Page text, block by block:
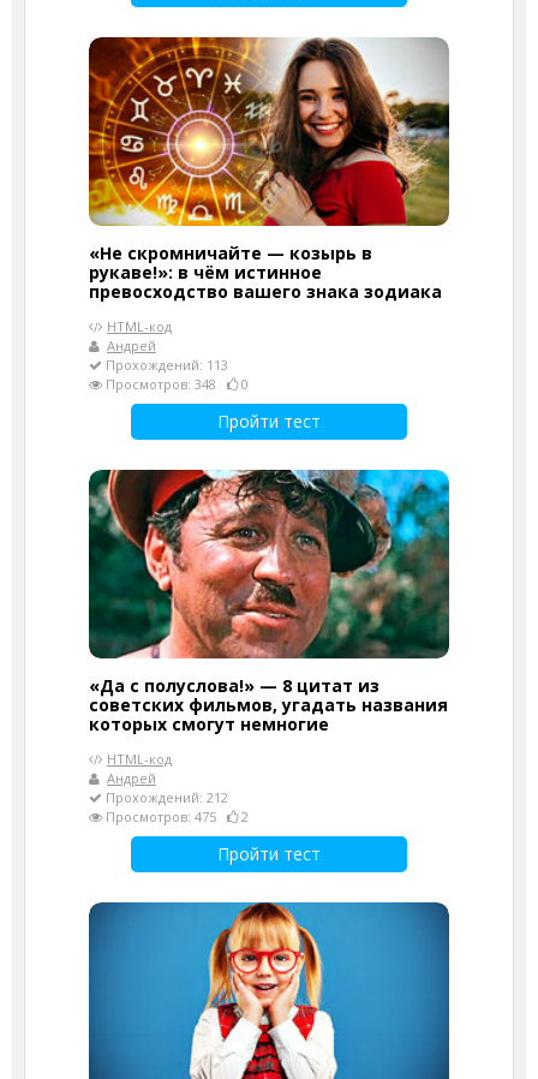
«Не скромничайте — козырь в
рукаве!»: в чём истинное
превосходство вашего знака зодиака
HTML-код
Андрей
Прохождений: 113
Просмотров: 348
0
Пройти тест
«Да с полуслова!» — 8 цитат из
советских фильмов, угадать названия
которых смогут немногие
HTML-код
Андрей
Прохождений: 212
Просмотров: 475
2
Пройти тест